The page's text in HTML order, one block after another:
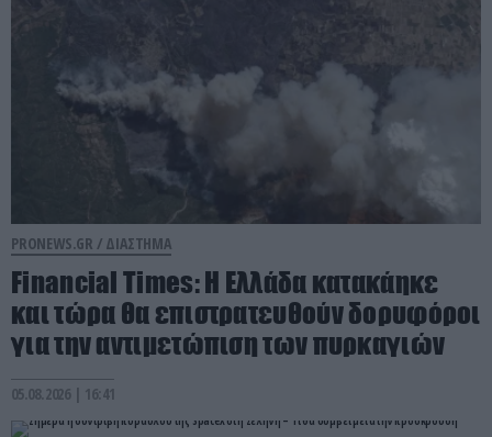
PRONEWS.GR / ΔΙΑΣΤΗΜΑ
Financial Times: Η Ελλάδα κατακάηκε
και τώρα θα επιστρατευθούν δορυφόροι
για την αντιμετώπιση των πυρκαγιών
05.08.2026 | 16:41